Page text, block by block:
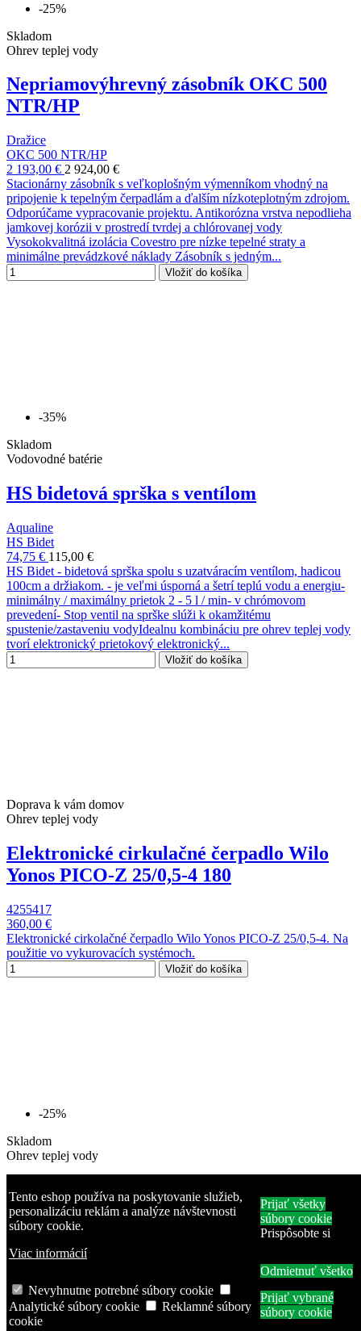
Tento eshop používa na poskytovanie služieb,
personalizáciu reklám a analýze návštevnosti
súbory cookie.
Viac informácií
Prijať všetky
súbory cookie
Prispôsobte si
Odmietnuť všetko
Nevyhnutne potrebné súbory cookie
Analytické súbory cookie
Reklamné súbory
cookie
Prijať vybrané
súbory cookie
-25%
Skladom
Ohrev teplej vody
Nepriamovýhrevný zásobník OKC 500
NTR/HP
Dražice
OKC 500 NTR/HP
2 193,00 € 2 924,00 €
Stacionárny zásobník s veľkoplošným výmenníkom vhodný na
pripojenie k tepelným čerpadlám a ďalším nízkoteplotným zdrojom.
Odporúčame vypracovanie projektu. Antikorózna vrstva nepodlieha
jamkovej korózii v prostredí tvrdej a chlórovanej vody
Vysokokvalitná izolácia Covestro pre nízke tepelné straty a
minimálne prevádzkové náklady Zásobník s jedným...
Vložiť do košíka
-35%
Skladom
Vodovodné batérie
HS bidetová sprška s ventílom
Aqualine
HS Bidet
74,75 € 115,00 €
HS Bidet - bidetová sprška spolu s uzatváracím ventílom, hadicou
100cm a držiakom. - je veľmi úsporná a šetrí teplú vodu a energiu-
minimálny / maximálny prietok 2 - 5 l / min- v chrómovom
prevedení- Stop ventil na sprške slúži k okamžitému
spustenie/zastaveniu vodyIdealnu kombináciu pre ohrev teplej vody
tvorí elektronický prietokový elektronický...
Vložiť do košíka
Doprava k vám domov
Ohrev teplej vody
Elektronické cirkulačné čerpadlo Wilo
Yonos PICO-Z 25/0,5-4 180
4255417
360,00 €
Elektronické cirkolačné čerpadlo Wilo Yonos PICO-Z 25/0,5-4. Na
použitie vo vykurovacích systémoch.
Vložiť do košíka
-25%
Skladom
Ohrev teplej vody
Kombinovaný zásobník OKF 160/1 m2
2/2 kW
Dražice
OKF 160/1 m2 2/2 kW
Zvislý zásobník teplej vody s jedným výmenníkom vhodným pre
rôzne zdroje tepla a s možnosťou pripojenia elektrického
vykurovacieho telesa (napr. k fotovoltaickému systému). Keramické